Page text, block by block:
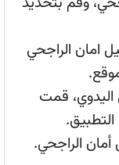
امان الراجحي
قمت
الراجحي.